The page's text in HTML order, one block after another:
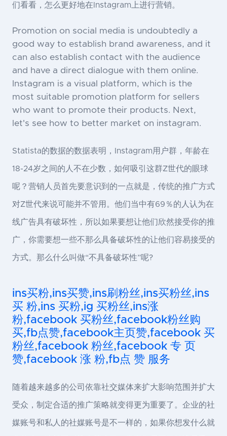
们看看，怎么更好地在Instagram上进行营销。
Promotion on social media is undoubtedly a
good way to establish brand awareness, and it
can also establish contact with the audience
and have a direct dialogue with them online.
Instagram is a visual platform, which is the
most suitable promotion platform for sellers
who want to promote their products. Next,
let's see how to better market on instagram.
Statista的数据的数据表明，Instagram用户群，年龄在
18-24岁之间的人不在少数，如何吸引这群Z世代的眼球
呢？营销人员首先要意识到的一点就是，传统的推广方式
对Z世代来说可能并不管用。他们当中有69％的人认为在
线广告具有破坏性，所以如果要想让他们欣然接受你的推
广，你需要想一些不那么具备破坏性的让他们容易接受的
方式。那么什么叫做“不具备破坏性”呢?
ins买粉,ins买赞,ins刷粉丝,ins买粉丝,ins
买 粉,ins 买粉,ig 买粉丝,ins涨
粉,facebook 买粉丝,facebook粉丝购
买,fb点赞,facebook主页赞,facebook 买
粉丝,facebook 粉丝,facebook 专 页
赞,facebook 涨 粉,fb点 赞 服务
随着越来越多的公司依靠社交媒体来扩大影响范围并扩大
受众，制定合适的推广策略就变得更为重要了。企业的社
媒账号和私人的社媒账号是不一样的，如果你想发什么就